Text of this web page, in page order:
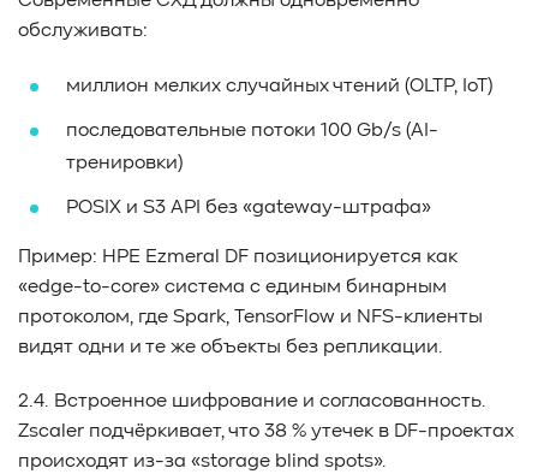
обслуживать:
миллион мелких случайных чтений (OLTP, IoT)
последовательные потоки 100 Gb/s (AI-
тренировки)
POSIX и S3 API без «gateway-штрафа»
Пример: HPE Ezmeral DF позиционируется как
«edge-to-core» система с единым бинарным
протоколом, где Spark, TensorFlow и NFS-клиенты
видят одни и те же объекты без репликации.
2.4. Встроенное шифрование и согласованность.
Zscaler подчёркивает, что 38 % утечек в DF-проектах
происходят из-за «storage blind spots».